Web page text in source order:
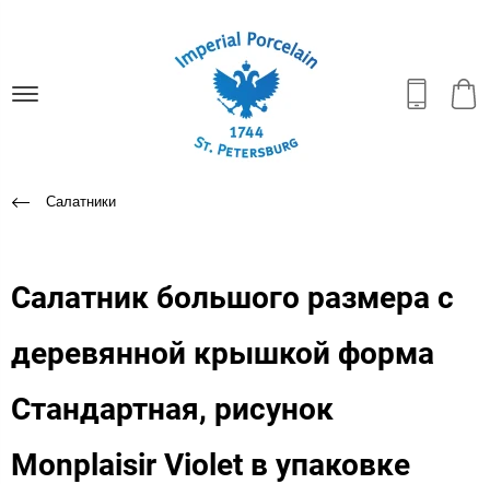
Салатники
Салатник большого размера с
деревянной крышкой форма
Стандартная, рисунок
Monplaisir Violet в упаковке